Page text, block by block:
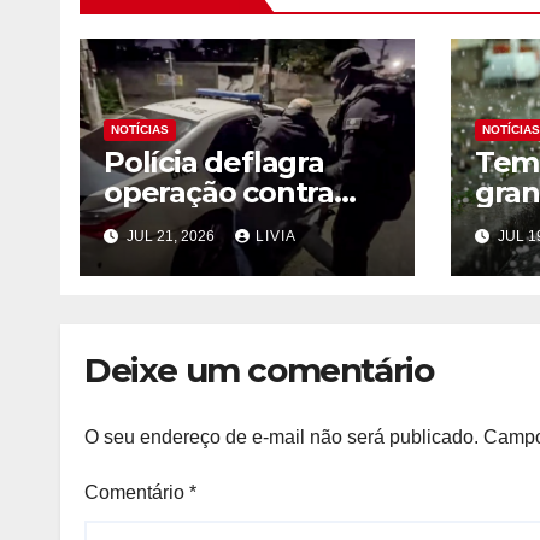
NOTÍCIAS
Polícia deflagra
operação contra
roubo de
medicamentos
oncológicos
JUL 21, 2026 LIVIA
NOTÍCIAS
no
Sul
JUL
Deixe um comentário
O seu endereço de e-mail não será publicado.
Comentário *